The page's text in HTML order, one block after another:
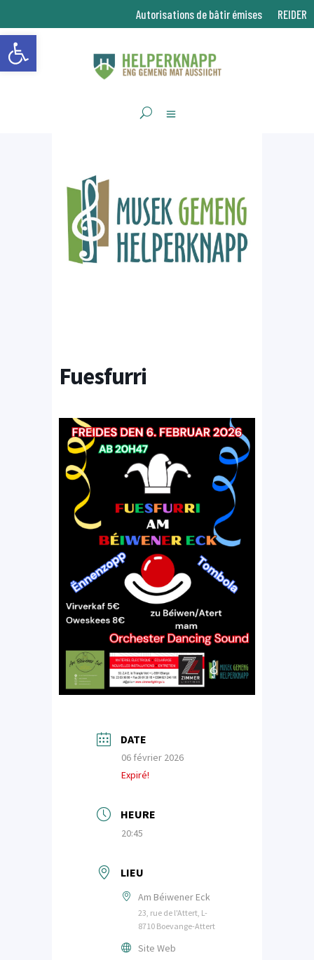
Ouvrir la barre d’outils
Autorisations de bâtir émises REIDER
Fuesfurri
DATE
06 février 2026
Expiré!
HEURE
20:45
LIEU
Am Béiwener Eck
23, rue de l'Attert, L-
8710 Boevange-Attert
Site Web